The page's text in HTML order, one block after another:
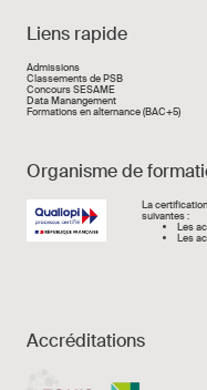
Liens rapide
Liens rapide
Admissions
Classements de PSB
Concours SESAME
Data Manangement
Formations en alternance (BAC+5)
Organisme de
Image La certification
suivantes :
Les
Les
Accréditations